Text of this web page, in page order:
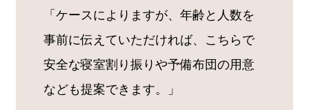
「ケースによりますが、年齢と人数を
事前に伝えていただければ、こちらで
安全な寝室割り振りや予備布団の用意
なども提案できます。」